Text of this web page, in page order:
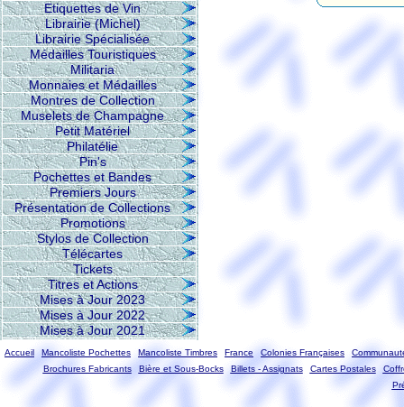
Etiquettes de Vin
Librairie (Michel)
Librairie Spécialisée
Médailles Touristiques
Militaria
Monnaies et Médailles
Montres de Collection
Muselets de Champagne
Petit Matériel
Philatélie
Pin's
Pochettes et Bandes
Premiers Jours
Présentation de Collections
Promotions
Stylos de Collection
Télécartes
Tickets
Titres et Actions
Mises à Jour 2023
Mises à Jour 2022
Mises à Jour 2021
Accueil Mancoliste Pochettes Mancoliste Timbres France Colonies Françaises
Brochures Fabricants
Bière et Sous-Bocks Billets - Assignats Cartes Postales